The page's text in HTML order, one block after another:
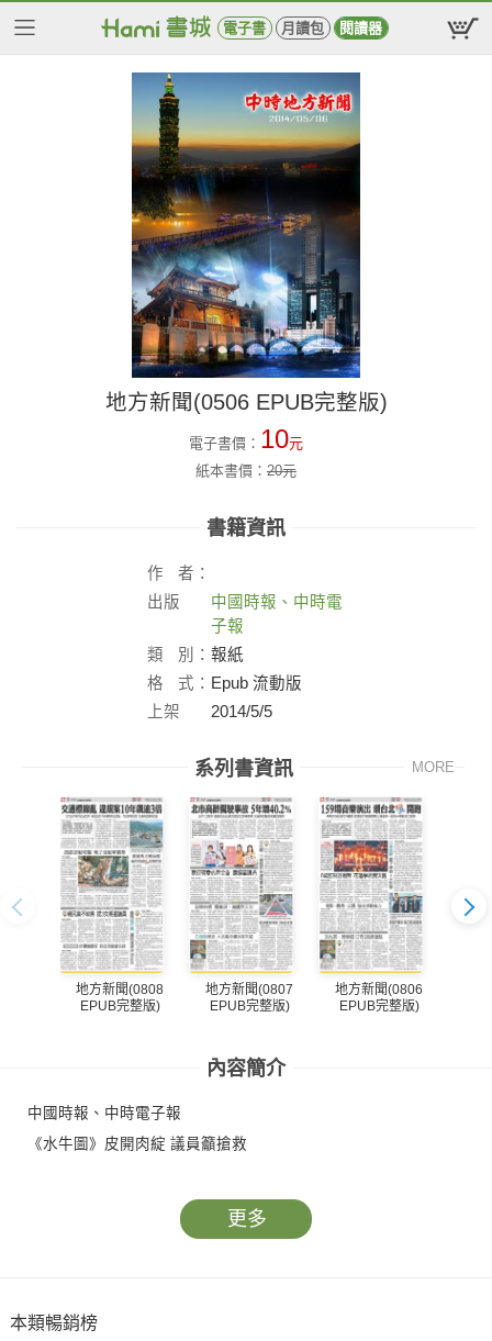
電子書 月讀包 閱讀器
地方新聞(0506 EPUB完整版)
電子書價： 10元
紙本書價： 20元
書籍資訊
作
者：
出版
中國時報、中時電
子報
類
別： 報紙
格
式： Epub 流動版
上架
2014/5/5
系列書資訊 MORE
地方新聞(0808
EPUB完整版)
地方新聞(0807
EPUB完整版)
地方新聞(0806
EPUB完整版)
內容簡介
中國時報、中時電子報
《水牛圖》皮開肉綻 議員籲搶救
更多
本類暢銷榜